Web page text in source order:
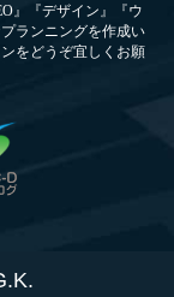
』『デザイン』『ウ
ランニングを作成い
をどうぞ宜しくお願